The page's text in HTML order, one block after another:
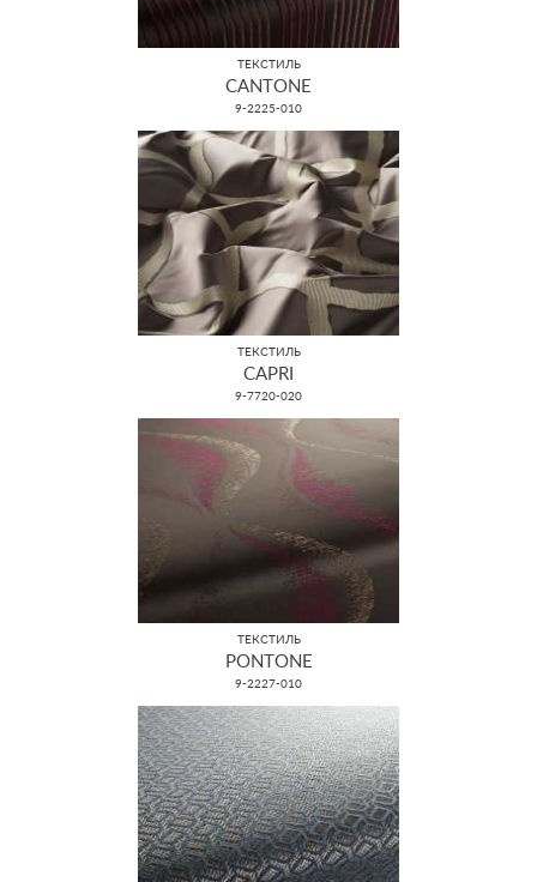
ТЕКСТИЛЬ
CANTONE
9-2225-010
ТЕКСТИЛЬ
CAPRI
9-7720-020
ТЕКСТИЛЬ
PONTONE
9-2227-010